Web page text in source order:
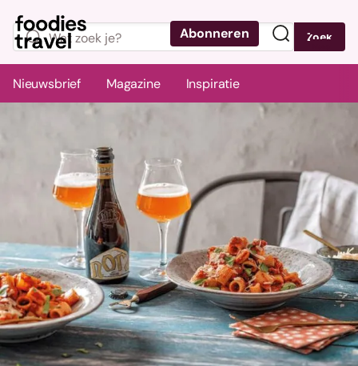
Abonneren Zoek
Nieuwsbrief Magazine Inspiratie